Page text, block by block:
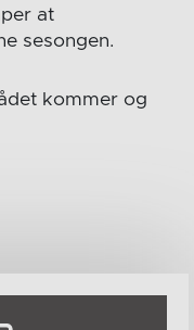
at
sesongen.
kommer og